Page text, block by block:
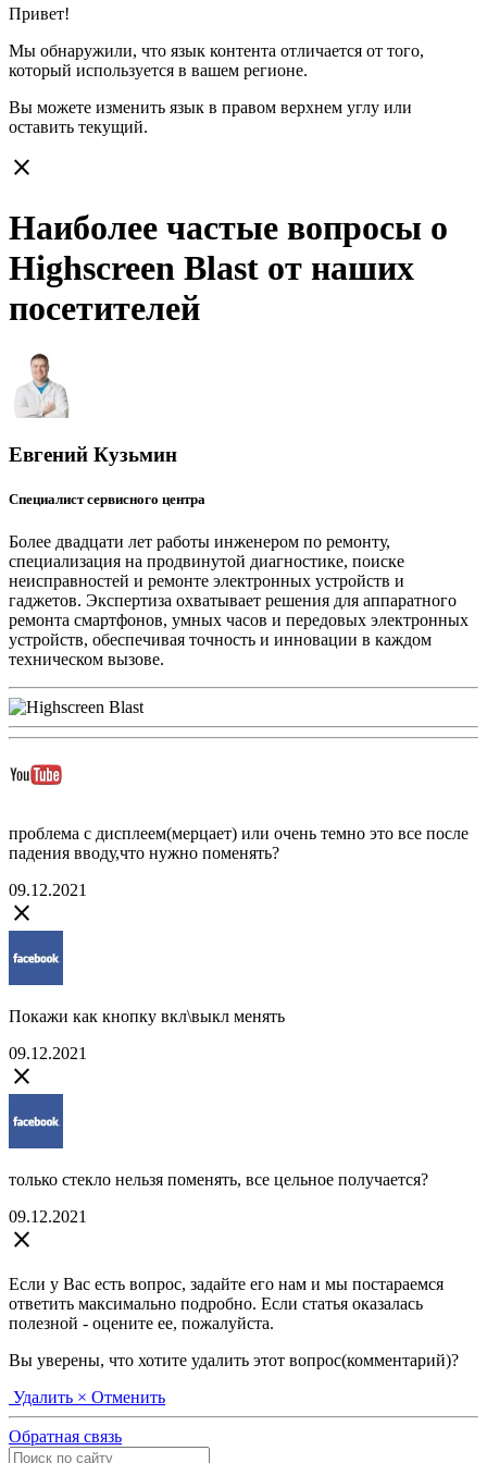
Привет!
Мы обнаружили, что язык контента отличается от того,
который используется в вашем регионе.
Вы можете изменить язык в правом верхнем углу или
оставить текущий.
close
Наиболее частые вопросы о
Highscreen Blast от наших
посетителей
Евгений Кузьмин
Специалист сервисного центра
Более двадцати лет работы инженером по ремонту,
специализация на продвинутой диагностике, поиске
неисправностей и ремонте электронных устройств и
гаджетов. Экспертиза охватывает решения для аппаратного
ремонта смартфонов, умных часов и передовых электронных
устройств, обеспечивая точность и инновации в каждом
техническом вызове.
проблема с дисплеем(мерцает) или очень темно это все после
падения вводу,что нужно поменять?
09.12.2021
close
Покажи как кнопку вкл\выкл менять
09.12.2021
close
только стекло нельзя поменять, все цельное получается?
09.12.2021
close
Если у Вас есть вопрос, задайте его нам и мы постараемся
ответить максимально подробно. Если статья оказалась
полезной - оцените ее, пожалуйста.
Вы уверены, что хотите удалить этот вопрос(комментарий)?
Удалить × Отменить
Обратная связь